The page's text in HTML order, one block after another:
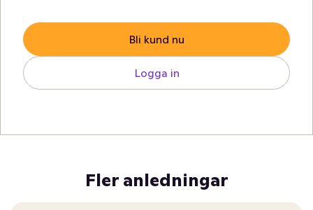
Bli kund nu
Logga in
Fler anledningar